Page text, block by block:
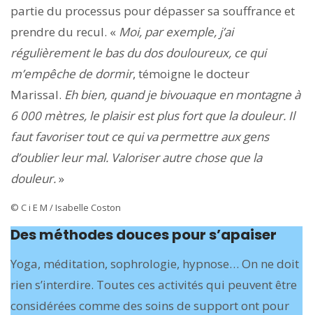
partie du processus pour dépasser sa souffrance et
prendre du recul. « Moi, par exemple, j’ai
régulièrement le bas du dos douloureux, ce qui
m’empêche de dormir, témoigne le docteur
Marissal. Eh bien, quand je bivouaque en montagne à
6 000 mètres, le plaisir est plus fort que la douleur. Il
faut favoriser tout ce qui va permettre aux gens
d’oublier leur mal. Valoriser autre chose que la
douleur.»
© C i E M / Isabelle Coston
Des méthodes douces pour s’apaiser
Yoga, méditation, sophrologie, hypnose… On ne doit
rien s’interdire. Toutes ces activités qui peuvent être
considérées comme des soins de support ont pour